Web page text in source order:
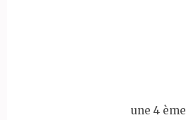
une 4 ème